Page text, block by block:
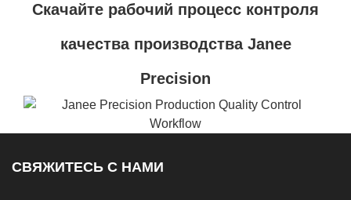
Скачайте рабочий процесс контроля
качества производства Janee
Precision
СВЯЖИТЕСЬ С НАМИ